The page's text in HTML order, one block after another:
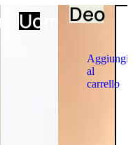
UomoDeo
Aggiungi
al
carrello